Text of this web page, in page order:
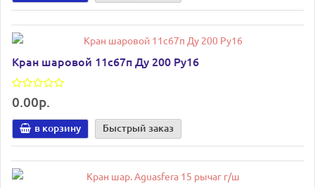
Кран шаровой 11с67п Ду 200 Ру16
0.00р.
в корзину Быстрый заказ